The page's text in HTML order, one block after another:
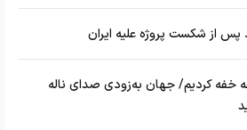
پس از شکست پروژه علیه ایران
خفه کردیم/ جهان به‌زودی صدای ناله